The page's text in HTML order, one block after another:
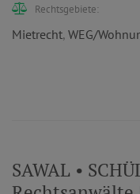
Rechtsgebiete:
Mietrecht, WEG/
SAWAL •